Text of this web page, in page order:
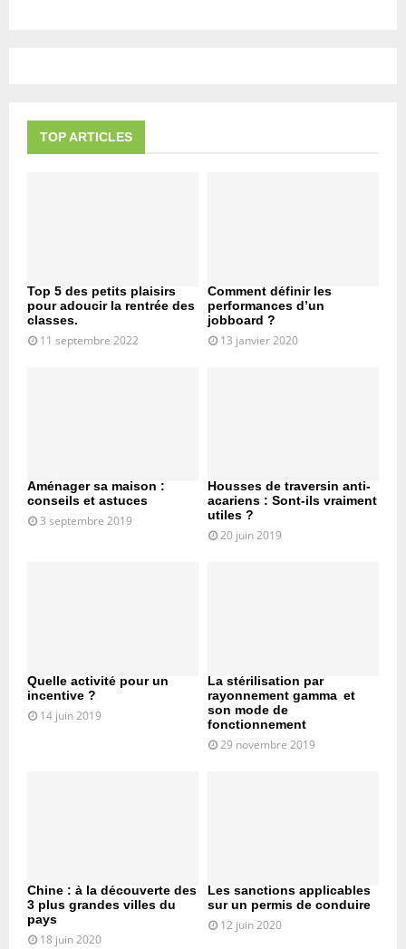
TOP ARTICLES
Top 5 des petits plaisirs
pour adoucir la rentrée des
classes.
11 septembre 2022
Comment définir les
performances d’un
jobboard ?
13 janvier 2020
Aménager sa maison :
conseils et astuces
3 septembre 2019
Housses de traversin anti-
acariens : Sont-ils vraiment
utiles ?
20 juin 2019
Quelle activité pour un
incentive ?
14 juin 2019
La stérilisation par
rayonnement gamma et
son mode de
fonctionnement
29 novembre 2019
Chine : à la découverte des
3 plus grandes villes du
pays
18 juin 2020
Les sanctions applicables
sur un permis de conduire
12 juin 2020